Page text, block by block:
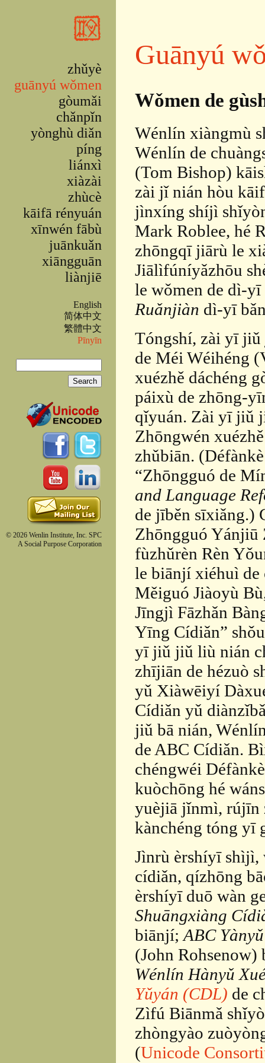
zhǔyè
guānyú wǒmen
gòumǎi
chǎnpǐn
yònghù diǎn
píng
liánxì
xiàzài
zhùcè
kāifā rényuán
xīnwén fābù
juānkuǎn
xiāngguān
liànjiē
English
简体中文
繁體中文
Pīnyīn
Search form
Search
© 2026 Wenlin Institute, Inc. SPC
A Social Purpose Corporation
Guānyú
Wǒmen de
Wénlín xiàngmù
Wénlín de
(Tom Bishop)
zài jǐ nián hòu
jìnxíng shíjì
Mark Roblee, hé
zhōngqī jiārù le
Jiālìfúníyǎzhōu
le wǒmen de dì-
Ruǎnjiàn dì-yī
Tóngshí, zài yī
de Méi Wéihéng
xuézhě dáchéng
páixù de zhōng-
qǐyuán. Zài yī jiǔ
Zhōngwén
zhǔbiān.
“Zhōngguó de
and Language
de jīběn sīxiǎng.)
Zhōngguó Yánjiū
fùzhǔrèn Rèn
le biānjí xiéhuì de
Měiguó Jiàoyù
Jīngjì Fāzhǎn
Yīng Cídiǎn”
yī jiǔ jiǔ liù nián
zhījiān de hézuò
yǔ Xiàwēiyí
Cídiǎn yǔ
jiǔ bā nián,
de ABC Cídiǎn.
chéngwéi
kuòchōng hé
yuèjiā jǐnmì, rújīn
kànchéng tóng yī
Jìnrù èrshíyī shìjì,
cídiǎn, qízhōng
èrshíyī duō wàn
Shuāngxiàng
biānjí; ABC
(John
Wénlín Hànyǔ
Yǔyán (CDL) de
Zìfú Biānmǎ
zhòngyào
(Unicode